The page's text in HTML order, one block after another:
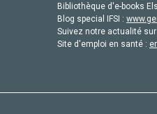
Bibliothèque d'e-books
Blog special IFSI :
Suivez notre actualité
Site d'emploi en santé :